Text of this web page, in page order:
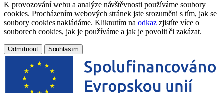
K provozování webu a analýze návštěvnosti používáme soubory
cookies. Procházením webových stránek jste srozuměni s tím, jak se
soubory cookies nakládáme. Kliknutím na odkaz zjistíte více o
souborech cookies, jak je používáme a jak je povolit či zakázat.
Odmítnout Souhlasím